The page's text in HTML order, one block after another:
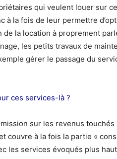
qui veulent louer sur
à la fois de leur permettre
de la location à proprement
les petits travaux de
gérer le passage du
ces services-là ?
sur les revenus
couvre à la fois la partie «
les services évoqués plus